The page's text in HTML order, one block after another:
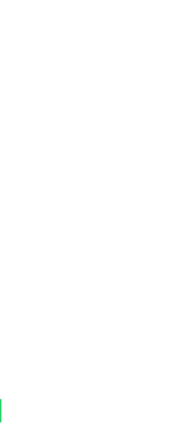
je nutná úhrada letištní bezpečnostní taxy (tzv.
zakoupit i online nebo po příletu do destinace.